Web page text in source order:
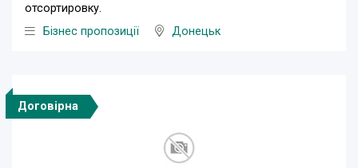
отсортировку.
Бізнес пропозиції
Донецьк
Договірна